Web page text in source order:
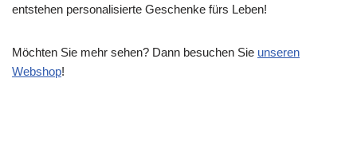
entstehen personalisierte Geschenke fürs Leben!
Möchten Sie mehr sehen? Dann besuchen Sie unseren
Webshop!